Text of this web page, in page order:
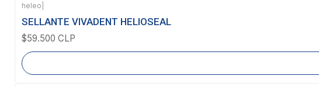
Agotado
heleo
SELLANTE VIVADENT HELIOSEAL
$59.500 CLP